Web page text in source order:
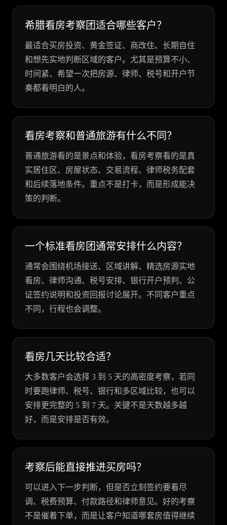
希腊看房考察团适合哪些客户？
最适合买房投资、黄金签证、商改住、长期自住
和想先实地判断区域的客户。尤其是预算不小、
时间紧、希望一次把房源、律师、税号和开户节
奏都看明白的人。
看房考察和普通旅游有什么不同？
普通旅游看的是景点和体验，看房考察看的是真
实居住区、房屋状态、交易流程、律师税务配套
和后续落地条件。重点不是打卡，而是形成能决
策的判断。
一个标准看房团通常安排什么内容？
通常会围绕机场接送、区域讲解、精选房源实地
看房、律师沟通、税号安排、银行开户预判、公
证签约说明和投资回报讨论展开。不同客户重点
不同，行程也会调整。
看房几天比较合适？
大多数客户会选择 3 到 5 天的高密度考察，若同
时要跑律师、税号、银行和多区域比较，也可以
安排更完整的 5 到 7 天。关键不是天数越多越
好，而是安排是否有效。
考察后能直接推进买房吗？
可以进入下一步判断，但是否立刻签约要看尽
调、税费预算、付款路径和律师意见。好的考察
不是催着下单，而是让客户知道哪套房值得继续